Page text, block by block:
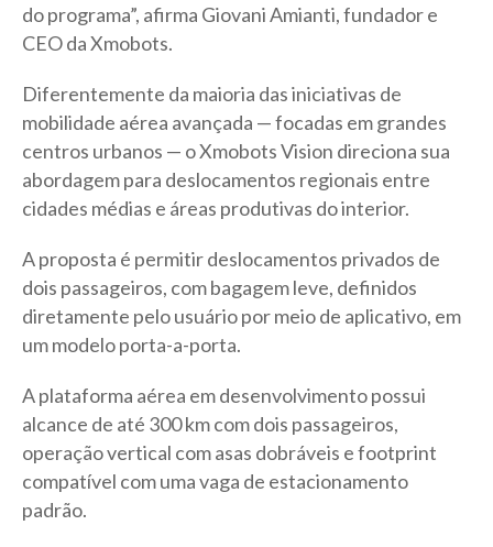
do programa”, afirma Giovani Amianti, fundador e
CEO da Xmobots.
Diferentemente da maioria das iniciativas de
mobilidade aérea avançada — focadas em grandes
centros urbanos — o Xmobots Vision direciona sua
abordagem para deslocamentos regionais entre
cidades médias e áreas produtivas do interior.
A proposta é permitir deslocamentos privados de
dois passageiros, com bagagem leve, definidos
diretamente pelo usuário por meio de aplicativo, em
um modelo porta-a-porta.
A plataforma aérea em desenvolvimento possui
alcance de até 300 km com dois passageiros,
operação vertical com asas dobráveis e footprint
compatível com uma vaga de estacionamento
padrão.